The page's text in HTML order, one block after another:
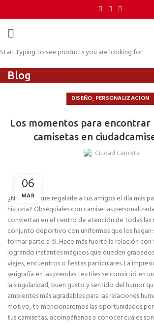
Blog
DISEÑO, PERSONALIZACION
Los momentos para
camisetas en
Ciudad Camista
06
MAR
¿No sabes que regalarle a tus amigos el día más
historia? Obséquiales con camisetas
conviertan en el centro de atención de todas las
conjunto deportivo con uniformes que los hagan
formar parte a él. Hace más fuerte la relación
logrando instantes mágicos que queden
viajes, encuentros o fiestas particulares. La
serigrafía en las prendas textiles se convirtió en
la singularidad, buen gusto y sentido del humor
ambientes más agradables para las relaciones
motivo, te mencionaremos las oportunidades
tus camisetas, acompáñanos a conocer cuáles
Start typing to see products you are looking for.